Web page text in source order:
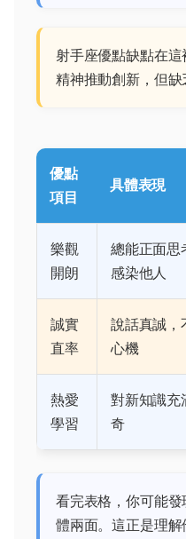
射手座優點缺點在
精神推動創新，但缺
優點
項目
具體表現
樂觀
開朗
總能正面思
感染他人
誠實
直率
說話真誠，
心機
熱愛
學習
對新知識充
奇
看完表格，你可能
體兩面。這正是理解